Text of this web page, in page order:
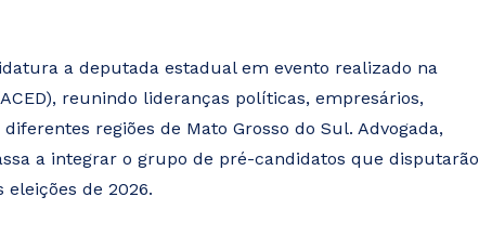
a deputada estadual em evento realizado na
reunindo lideranças políticas, empresários,
regiões de Mato Grosso do Sul. Advogada,
a integrar o grupo de pré-candidatos que disputarão
de 2026.